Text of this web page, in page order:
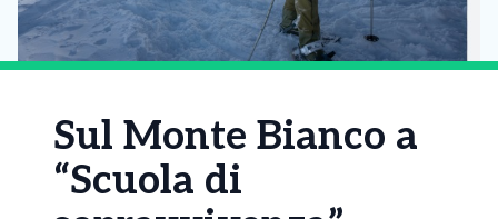
Sul Monte Bianco a
“Scuola di